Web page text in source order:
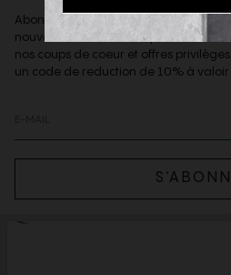
Abonnez-vous à notre newsletter
nouveautés de la boutique,
nos coups de coeur et offres
un code de reduction de 10% à